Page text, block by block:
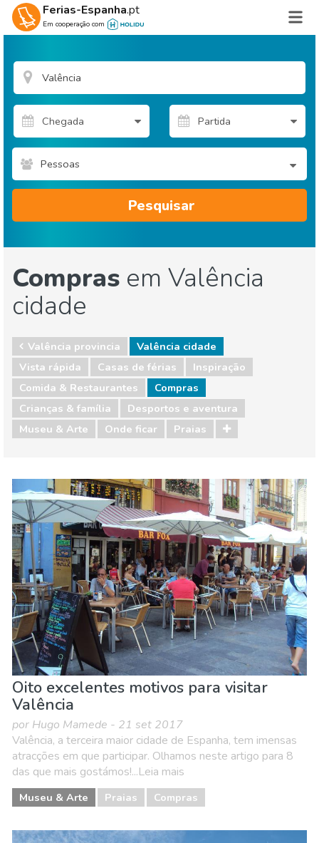
Ferias-Espanha.pt
Em cooperação com
Pessoas
Pesquisar
Compras em Valência
cidade
Valência provincia
Valência cidade
Vista rápida
Casas de férias
Inspiração
Comida & Restaurantes
Compras
Crianças & família
Desportos e aventura
Museu & Arte
Onde ficar Praias
Comida & Restaurantes
Compras
Crianças & família
Desportos e aventura
Museu & Arte
Onde ficar Praias
Oito excelentes motivos para visitar
Valência
por Hugo Mamede - 21 set 2017
Valência, a terceira maior cidade de Espanha, tem imensas
atracções em que participar. Olhamos neste artigo para 8
das que mais gostámos!...Leia mais
Museu & Arte Praias Compras